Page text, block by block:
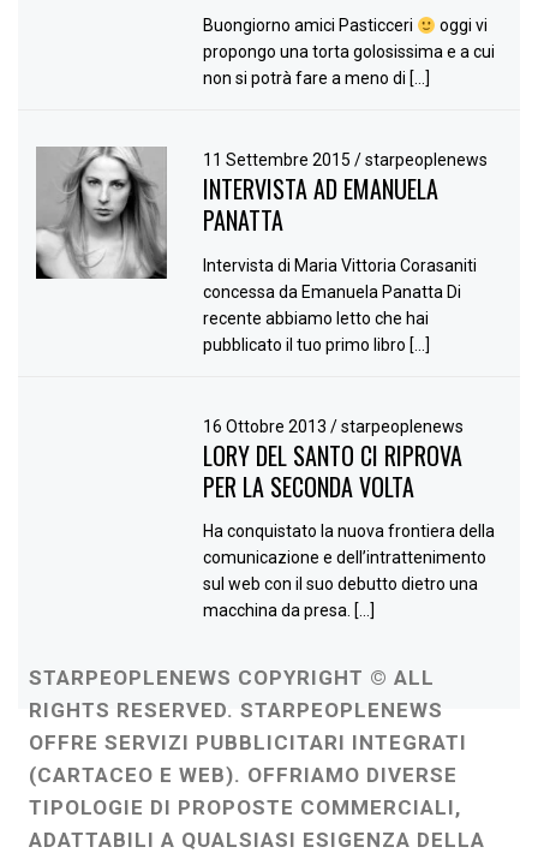
Buongiorno amici Pasticceri
oggi vi
propongo una torta golosissima e a cui
non si potrà fare a meno di […]
11 Settembre 2015/ starpeoplenews
INTERVISTA AD EMANUELA
PANATTA
Intervista di Maria Vittoria Corasaniti
concessa da Emanuela Panatta Di
recente abbiamo letto che hai
pubblicato il tuo primo libro […]
16 Ottobre 2013/ starpeoplenews
LORY DEL SANTO CI RIPROVA
PER LA SECONDA VOLTA
Ha conquistato la nuova frontiera della
comunicazione e dell’intrattenimento
sul web con il suo debutto dietro una
macchina da presa. […]
STARPEOPLENEWS COPYRIGHT © ALL
RIGHTS RESERVED. STARPEOPLENEWS
OFFRE SERVIZI PUBBLICITARI INTEGRATI
(CARTACEO E WEB). OFFRIAMO DIVERSE
TIPOLOGIE DI PROPOSTE COMMERCIALI,
ADATTABILI A QUALSIASI ESIGENZA DELLA